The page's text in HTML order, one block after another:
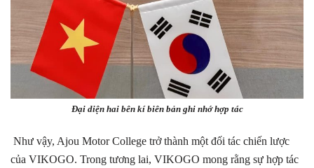
Đại diện hai bên kí biên bản ghi nhớ hợp tác
Như vậy, Ajou Motor College trở thành một đối tác chiến lược
của VIKOGO. Trong tương lai, VIKOGO mong rằng sự hợp tác